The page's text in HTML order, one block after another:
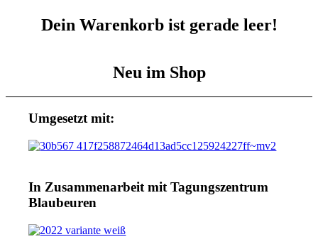
Dein Warenkorb ist gerade leer!
Neu im Shop
Umgesetzt mit:
In Zusammenarbeit mit Tagungszentrum
Blaubeuren